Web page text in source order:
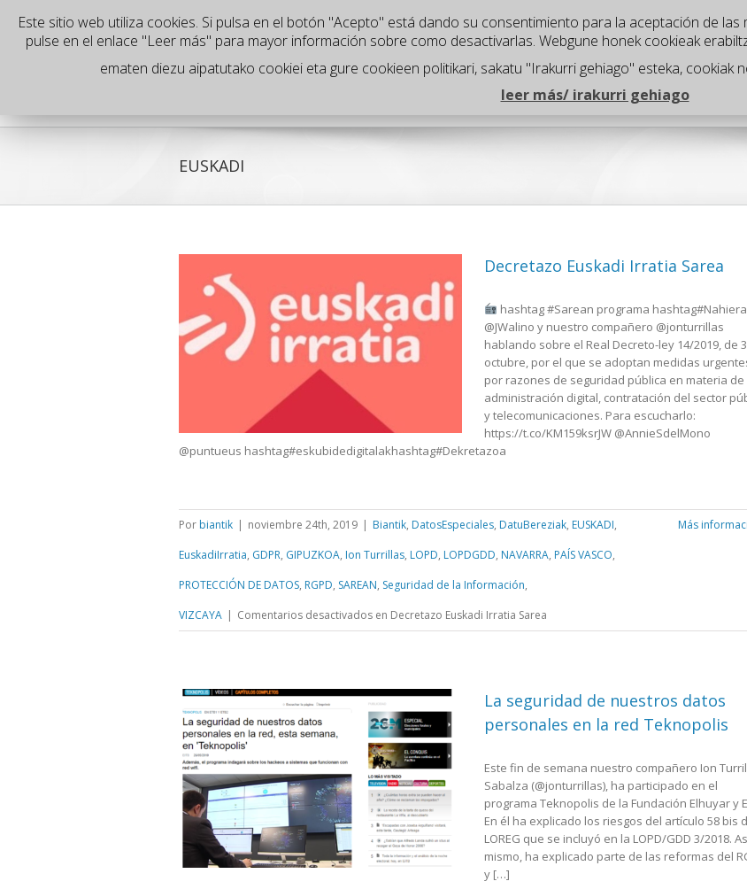
es
¿Qué hacemos? Proyectos ¿Quienes somos?
EUSKADI
Decretazo Euskadi Irratia Sarea
hashtag #Sarean programa
@JWalino y nuestro compañero @jonturrillas
hablando sobre el Real Decreto-ley 14/2019, de
octubre, por el que se adoptan medidas
por razones de seguridad pública en materia de
administración digital, contratación del sector
y telecomunicaciones. Para escucharlo:
https://t.co/KM159ksrJW @AnnieSdelMono
@puntueus hashtag#eskubidedigitalakhashtag#Dekretazoa
Por biantik | noviembre 24th, 2019 | Biantik, DatosEspeciales, DatuBereziak, EUSKADI,
EuskadiIrratia, GDPR, GIPUZKOA, Ion Turrillas, LOPD, LOPDGDD, NAVARRA, PAÍS VASCO,
PROTECCIÓN DE DATOS, RGPD, SAREAN, Seguridad de la Información,
VIZCAYA | Comentarios desactivados en Decretazo Euskadi Irratia Sarea
Más
La seguridad de nuestros datos
personales en la red Teknopolis
Este fin de semana nuestro compañero Ion
Sabalza (@jonturrillas), ha participado en el
programa Teknopolis de la Fundación Elhuyar y
En él ha explicado los riesgos del artículo 58 bis
LOREG que se incluyó en la LOPD/GDD 3/2018.
mismo, ha explicado parte de las reformas del
y […]
Este sitio web utiliza cookies. Si pulsa en el botón "Acepto" está dando su consentimiento para la aceptación de
pulse en el enlace "Leer más" para mayor información sobre como desactivarlas. Webgune honek cookieak
ematen diezu aipatutako cookiei eta gure cookieen politikari, sakatu "Irakurri gehiago" esteka, cookiak
leer más/ irakurri gehiago